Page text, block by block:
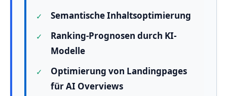
Semantische Inhaltsoptimierung
Ranking-Prognosen durch KI-
Modelle
Optimierung von Landingpages
für AI Overviews